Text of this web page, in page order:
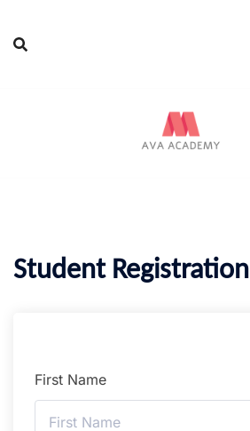
Student Registration
First Name